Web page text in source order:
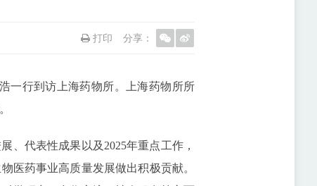
分享：
打印
一行到访上海药物所。上海药物所所
、代表性成果以及2025年重点工作，
医药事业高质量发展做出积极贡献。